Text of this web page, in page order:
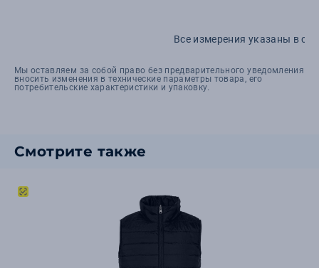
Все измерения указаны в
Мы оставляем за собой право без предварительного уведомления
вносить изменения в технические параметры товара, его
потребительские характеристики и упаковку.
Смотрите также